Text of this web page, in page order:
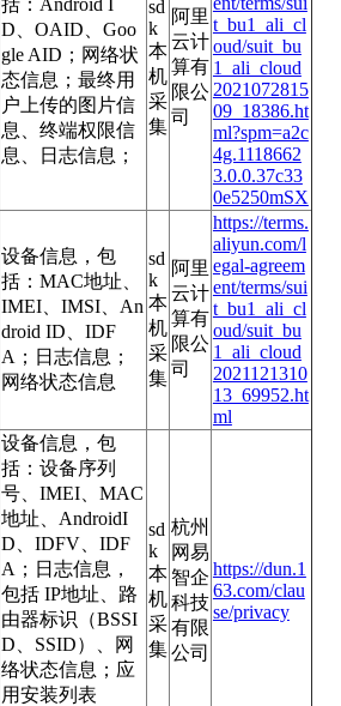
D、OAID、Goo
gle AID；网络状
态信息；最终用
户上传的图片信
息、终端权限信
息、日志信息；
sd
k
本
机
采
集
阿里
云计
算有
限公
司
t_bu1_ali_cl
oud/suit_bu
1_ali_cloud
2021072815
09_18386.ht
ml?spm=a2c
4g.1118662
3.0.0.37c33
0e5250mSX
设备信息，包
括：MAC地址、
IMEI、IMSI、An
droid ID、IDF
A；日志信息；
网络状态信息
sd
k
本
机
采
集
阿里
云计
算有
限公
司
https://terms.
aliyun.com/l
egal-agreem
ent/terms/sui
t_bu1_ali_cl
oud/suit_bu
1_ali_cloud
2021121310
13_69952.ht
ml
设备信息，包
括：设备序列
号、IMEI、MAC
地址、AndroidI
D、IDFV、IDF
A；日志信息，
包括 IP地址、路
由器标识（BSSI
D、SSID）、网
络状态信息；应
用安装列表
sd
k
本
机
采
集
杭州
⽹易
智企
科技
有限
公司
https://dun.1
63.com/clau
se/privacy